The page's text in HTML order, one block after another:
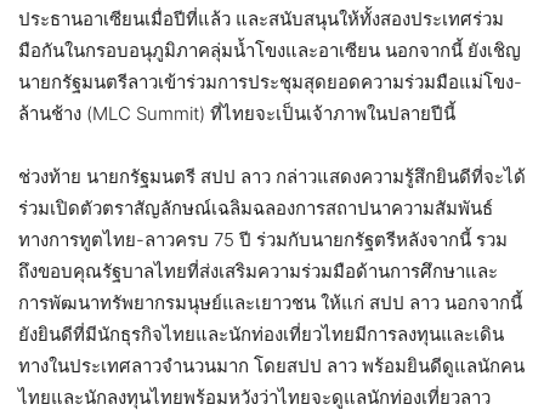
ประธานอาเซียนเมื่อปีที่แล้ว และสนับสนุนให้ทั้งสองประเทศร่วม
มือกันในกรอบอนุภูมิภาคลุ่มน้ำโขงและอาเซียน นอกจากนี้ ยังเชิญ
นายกรัฐมนตรีลาวเข้าร่วมการประชุมสุดยอดความร่วมมือแม่โขง-
ล้านช้าง (MLC Summit) ที่ไทยจะเป็นเจ้าภาพในปลายปีนี้
ช่วงท้าย นายกรัฐมนตรี สปป ลาว กล่าวแสดงความรู้สึกยินดีที่จะได้
ร่วมเปิดตัวตราสัญลักษณ์เฉลิมฉลองการสถาปนาความสัมพันธ์
ทางการทูตไทย-ลาวครบ 75 ปี ร่วมกับนายกรัฐตรีหลังจากนี้ รวม
ถึงขอบคุณรัฐบาลไทยที่ส่งเสริมความร่วมมือด้านการศึกษาและ
การพัฒนาทรัพยากรมนุษย์และเยาวชน ให้แก่ สปป ลาว นอกจากนี้
ยังยินดีที่มีนักธุรกิจไทยและนักท่องเที่ยวไทยมีการลงทุนและเดิน
ทางในประเทศลาวจำนวนมาก โดยสปป ลาว พร้อมยินดีดูแลนักคน
ไทยและนักลงทุนไทยพร้อมหวังว่าไทยจะดูแลนักท่องเที่ยวลาว